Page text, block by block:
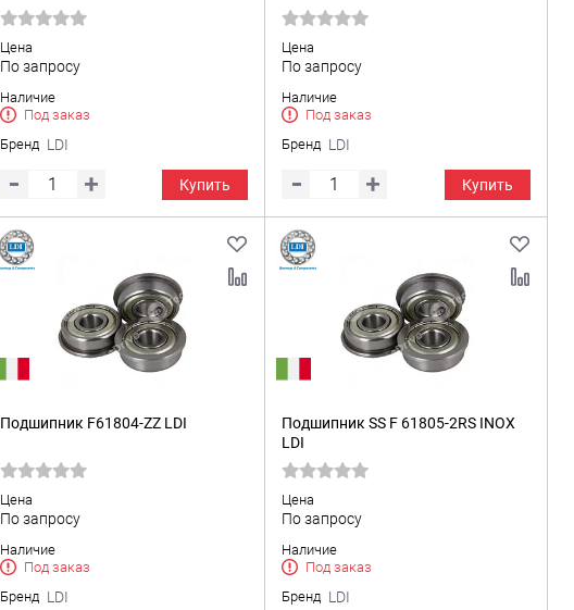
Цена
По запросу
Наличие
Под заказ
Бренд LDI
Купить
Цена
По запросу
Наличие
Под заказ
Бренд LDI
Купить
Подшипник F61804-ZZ LDI
Цена
По запросу
Наличие
Под заказ
Бренд LDI
Подшипник SS F 61805-2RS INOX
LDI
Цена
По запросу
Наличие
Под заказ
Бренд LDI